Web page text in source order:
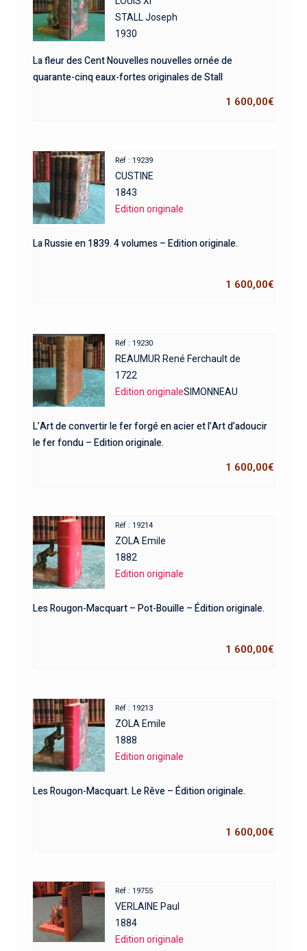
STALL Joseph
1930
La fleur des Cent Nouvelles nouvelles ornée de
quarante-cinq eaux-fortes originales de Stall
1 600,00€
Réf : 19239
CUSTINE
1843
Edition originale
La Russie en 1839. 4 volumes – Edition originale.
1 600,00€
Réf : 19230
REAUMUR René Ferchault de
1722
Edition originaleSIMONNEAU
L’Art de convertir le fer forgé en acier et l’Art d’adoucir
le fer fondu – Edition originale.
1 600,00€
Réf : 19214
ZOLA Emile
1882
Edition originale
Les Rougon-Macquart – Pot-Bouille – Édition originale.
1 600,00€
Réf : 19213
ZOLA Emile
1888
Edition originale
Les Rougon-Macquart. Le Rêve – Édition originale.
1 600,00€
Réf : 19755
VERLAINE Paul
1884
Edition originale